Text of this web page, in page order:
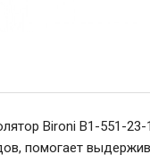
Bironi B1-551-
помогает